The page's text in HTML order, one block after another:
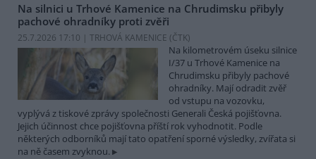
Na silnici u Trhové Kamenice na Chrudimsku přibyly
pachové ohradníky proti zvěři
25.7.2026 17:10 | TRHOVÁ KAMENICE (ČTK)
Na kilometrovém úseku silnice
I/37 u Trhové Kamenice na
Chrudimsku přibyly pachové
ohradníky. Mají odradit zvěř
od vstupu na vozovku,
vyplývá z tiskové zprávy společnosti Generali Česká pojišťovna.
Jejich účinnost chce pojišťovna příští rok vyhodnotit. Podle
některých odborníků mají tato opatření sporné výsledky, zvířata si
na ně časem zvyknou.